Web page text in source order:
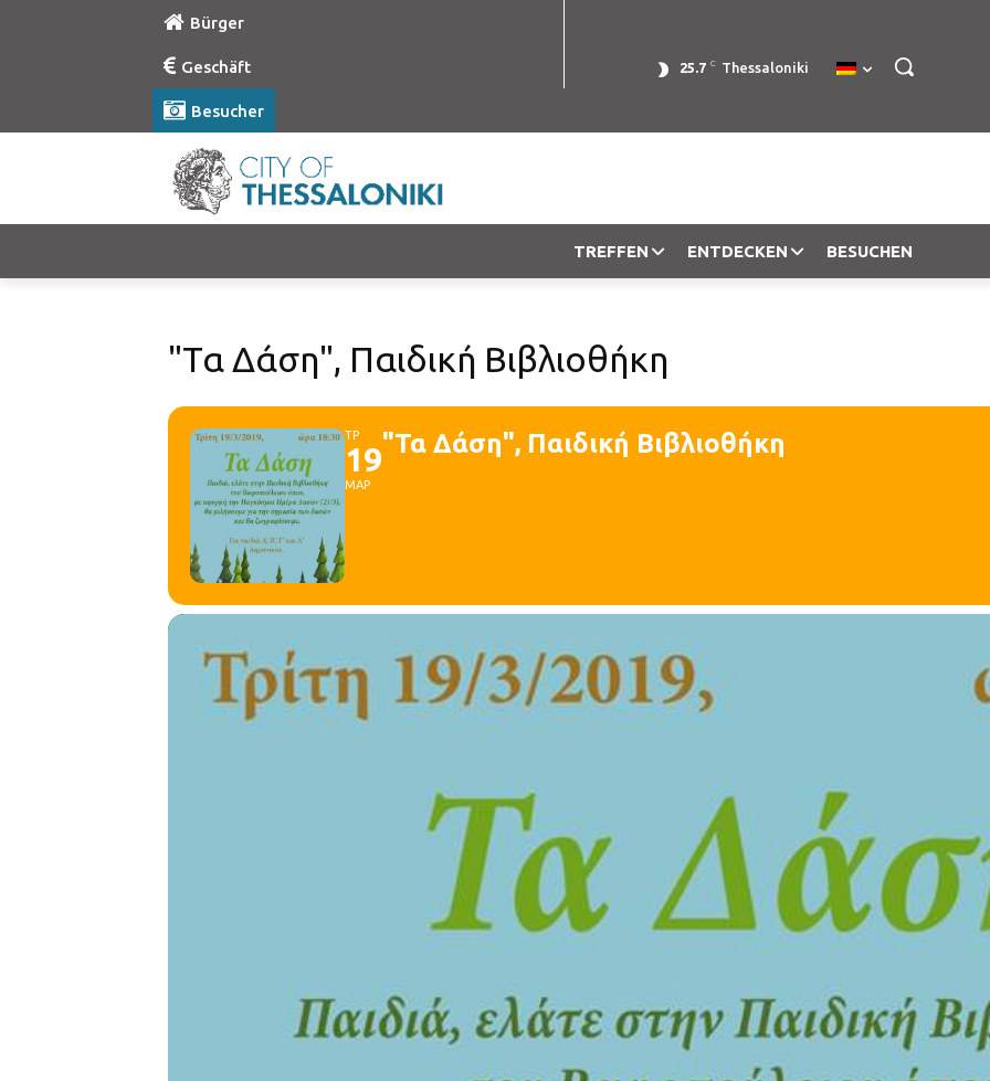
Bürger
Geschäft
Besucher
25.7 C Thessaloniki
TREFFEN ENTDECKEN BESUCHEN
"Τα Δάση", Παιδική Βιβλιοθήκη
ΤΡ
19
ΜΑΡ
"Τα Δάση", Παιδική Βιβλιοθήκη